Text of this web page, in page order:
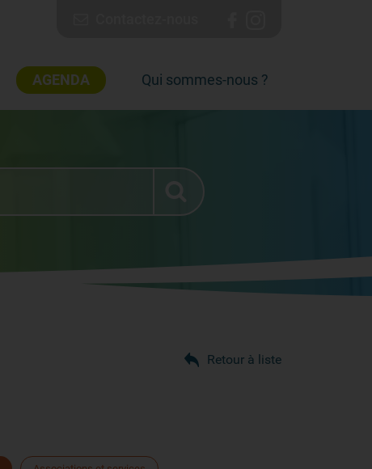
AGENDA Qui sommes-nous ?
Retour à liste